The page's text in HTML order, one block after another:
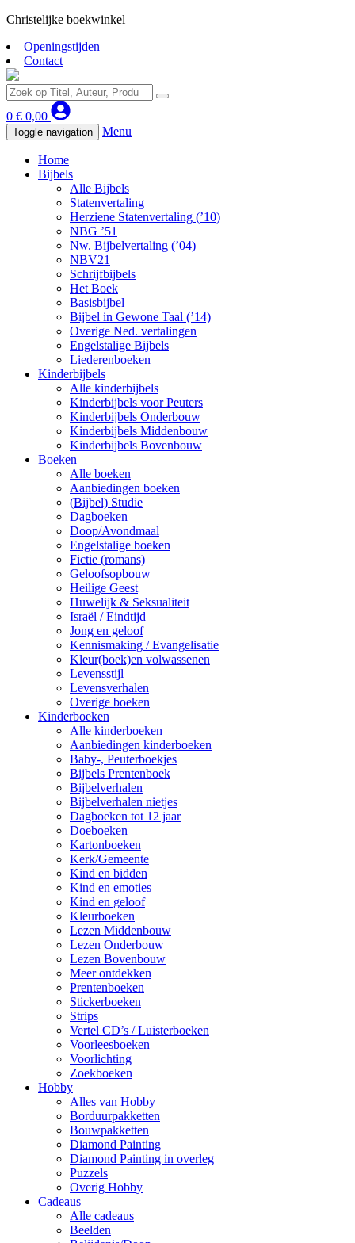
Christelijke boekwinkel
Openingstijden
Contact
0 € 0,00
Toggle navigation Menu
Home
Bijbels
Alle Bijbels
Statenvertaling
Herziene Statenvertaling (’10)
NBG ’51
Nw. Bijbelvertaling (’04)
NBV21
Schrijfbijbels
Het Boek
Basisbijbel
Bijbel in Gewone Taal (’14)
Overige Ned. vertalingen
Engelstalige Bijbels
Liederenboeken
Kinderbijbels
Alle kinderbijbels
Kinderbijbels voor Peuters
Kinderbijbels Onderbouw
Kinderbijbels Middenbouw
Kinderbijbels Bovenbouw
Boeken
Alle boeken
Aanbiedingen boeken
(Bijbel) Studie
Dagboeken
Doop/Avondmaal
Engelstalige boeken
Fictie (romans)
Geloofsopbouw
Heilige Geest
Huwelijk & Seksualiteit
Israël / Eindtijd
Jong en geloof
Kennismaking / Evangelisatie
Kleur(boek)en volwassenen
Levensstijl
Levensverhalen
Overige boeken
Kinderboeken
Alle kinderboeken
Aanbiedingen kinderboeken
Baby-, Peuterboekjes
Bijbels Prentenboek
Bijbelverhalen
Bijbelverhalen nietjes
Dagboeken tot 12 jaar
Doeboeken
Kartonboeken
Kerk/Gemeente
Kind en bidden
Kind en emoties
Kind en geloof
Kleurboeken
Lezen Middenbouw
Lezen Onderbouw
Lezen Bovenbouw
Meer ontdekken
Prentenboeken
Stickerboeken
Strips
Vertel CD’s / Luisterboeken
Voorleesboeken
Voorlichting
Zoekboeken
Hobby
Alles van Hobby
Borduurpakketten
Bouwpakketten
Diamond Painting
Diamond Painting in overleg
Puzzels
Overig Hobby
Cadeaus
Alle cadeaus
Beelden